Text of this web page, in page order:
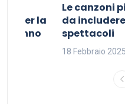
per la
sonno
Le canzoni
da
spettacoli
18 Febbraio 2025